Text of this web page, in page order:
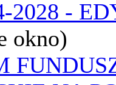
2028 -
okno)